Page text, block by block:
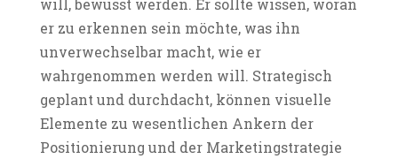
will, bewusst werden. Er sollte wissen, woran
er zu erkennen sein möchte, was ihn
unverwechselbar macht, wie er
wahrgenommen werden will. Strategisch
geplant und durchdacht, können visuelle
Elemente zu wesentlichen Ankern der
Positionierung und der Marketingstrategie